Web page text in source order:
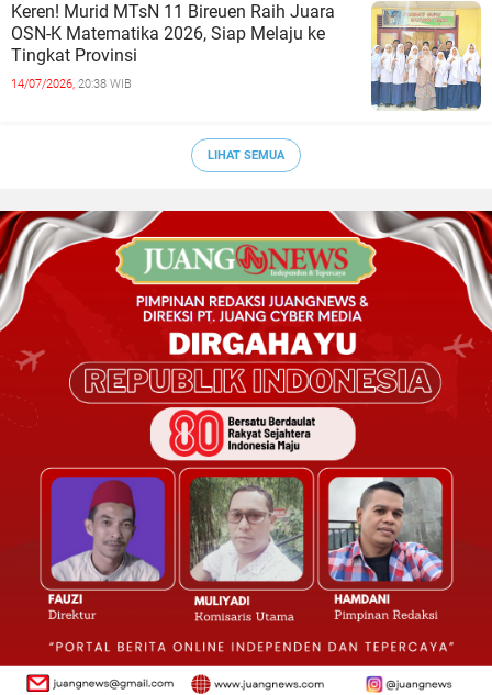
Keren! Murid MTsN 11 Bireuen Raih Juara
OSN-K Matematika 2026, Siap Melaju ke
Tingkat Provinsi
14/07/2026, 20:38 WIB
LIHAT SEMUA